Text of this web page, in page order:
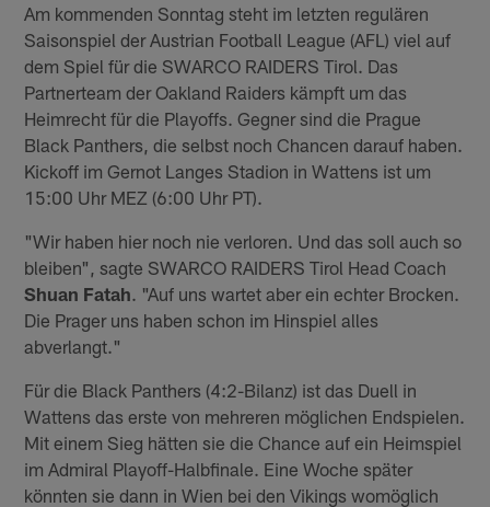
Am kommenden Sonntag steht im letzten regulären
Saisonspiel der Austrian Football League (AFL) viel auf
dem Spiel für die SWARCO RAIDERS Tirol. Das
Partnerteam der Oakland Raiders kämpft um das
Heimrecht für die Playoffs. Gegner sind die Prague
Black Panthers, die selbst noch Chancen darauf haben.
Kickoff im Gernot Langes Stadion in Wattens ist um
15:00 Uhr MEZ (6:00 Uhr PT).
"Wir haben hier noch nie verloren. Und das soll auch so
bleiben", sagte SWARCO RAIDERS Tirol Head Coach
Shuan Fatah . "Auf uns wartet aber ein echter Brocken.
Die Prager uns haben schon im Hinspiel alles
abverlangt."
Für die Black Panthers (4:2-Bilanz) ist das Duell in
Wattens das erste von mehreren möglichen Endspielen.
Mit einem Sieg hätten sie die Chance auf ein Heimspiel
im Admiral Playoff-Halbfinale. Eine Woche später
könnten sie dann in Wien bei den Vikings womöglich